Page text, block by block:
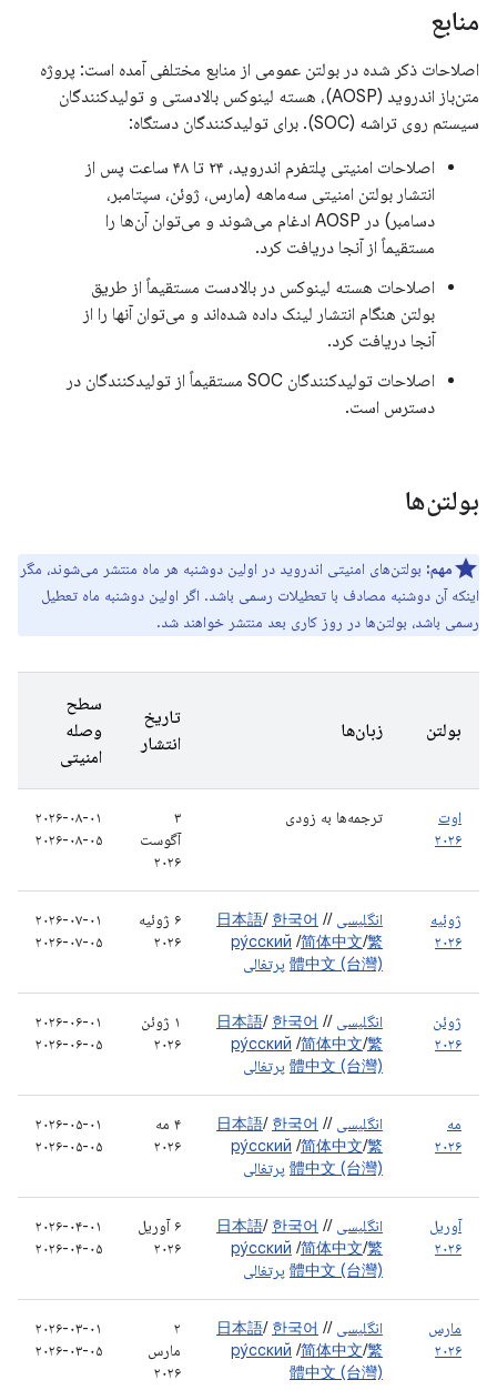
منابع
اصلاحات ذکر شده در بولتن عمومی از منابع مختلفی آمده است: پروژه
متن‌باز اندروید (AOSP)، هسته لینوکس بالادستی و تولیدکنندگان
سیستم روی تراشه (SOC). برای تولیدکنندگان دستگاه:
اصلاحات امنیتی پلتفرم اندروید، ۲۴ تا ۴۸ ساعت پس از
انتشار بولتن امنیتی سه‌ماهه (مارس، ژوئن، سپتامبر،
دسامبر) در AOSP ادغام می‌شوند و می‌توان آن‌ها را
مستقیماً از آنجا دریافت کرد.
اصلاحات هسته لینوکس در بالادست مستقیماً از طریق
بولتن هنگام انتشار لینک داده شده‌اند و می‌توان آنها را از
آنجا دریافت کرد.
اصلاحات تولیدکنندگان SOC مستقیماً از تولیدکنندگان در
دسترس است.
بولتن‌ها
مهم: بولتن‌های امنیتی اندروید در اولین دوشنبه هر ماه منتشر می‌شوند، مگر
اینکه آن دوشنبه مصادف با تعطیلات رسمی باشد. اگر اولین دوشنبه ماه تعطیل
رسمی باشد، بولتن‌ها در روز کاری بعد منتشر خواهند شد.
بولتن زبان‌ها
تاریخ
انتشار
سطح
وصله
امنیتی
اوت
۲۰۲۶
ترجمه‌ها به زودی
۳
آگوست
۲۰۲۶
۲۰۲۶-۰۸-۰۱
۲۰۲۶-۰۸-۰۵
ژوئیه
۲۰۲۶
انگلیسی /
日本語/ 한국어 /
ру́сский /简体中文/繁
體中文 (台灣) پرتغالی
۶ ژوئیه
۲۰۲۶
۲۰۲۶-۰۷-۰۱
۲۰۲۶-۰۷-۰۵
ژوئن
۲۰۲۶
انگلیسی /
日本語/ 한국어 /
ру́сский /简体中文/繁
體中文 (台灣) پرتغالی
۱ ژوئن
۲۰۲۶
۲۰۲۶-۰۶-۰۱
۲۰۲۶-۰۶-۰۵
مه
۲۰۲۶
انگلیسی /
日本語/ 한국어 /
ру́сский /简体中文/繁
體中文 (台灣) پرتغالی
۴ مه
۲۰۲۶
۲۰۲۶-۰۵-۰۱
۲۰۲۶-۰۵-۰۵
آوریل
۲۰۲۶
انگلیسی /
日本語/ 한국어 /
ру́сский /简体中文/繁
體中文 (台灣) پرتغالی
۶ آوریل
۲۰۲۶
۲۰۲۶-۰۴-۰۱
۲۰۲۶-۰۴-۰۵
مارس
۲۰۲۶
انگلیسی /
日本語/ 한국어 /
ру́сский /简体中文/繁
體中文 (台灣)
۲
مارس
۲۰۲۶
۲۰۲۶-۰۳-۰۱
۲۰۲۶-۰۳-۰۵